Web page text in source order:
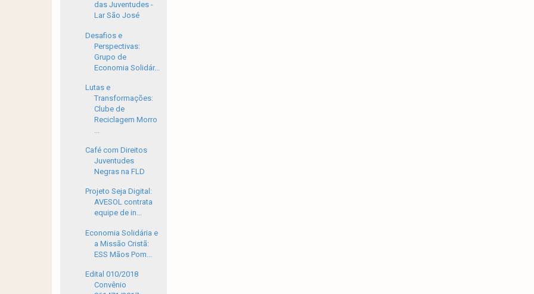
das Juventudes -
Lar São José
Desafios e
Perspectivas:
Grupo de
Economia Solidár...
Lutas e
Transformações:
Clube de
Reciclagem Morro
Café com Direitos
Juventudes
Negras na FLD
Projeto Seja Digital:
AVESOL contrata
equipe de in...
Economia Solidária e
a Missão Cristã:
ESS Mãos Pom...
Edital 010/2018
Convênio